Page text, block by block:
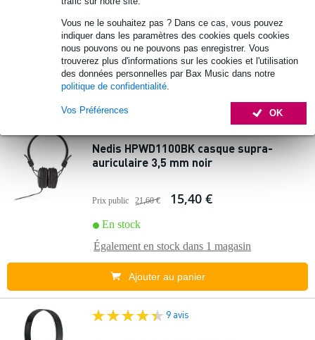
Vous ne le souhaitez pas ? Dans ce cas, vous pouvez
indiquer dans les paramètres des cookies quels cookies
nous pouvons ou ne pouvons pas enregistrer. Vous
trouverez plus d'informations sur les cookies et l'utilisation
des données personnelles par Bax Music dans notre
politique de confidentialité.
OK
Vos Préférences
Prix public 157 € 119 €
En stock
Également en stock dans1 magasin
Nedis HPWD1100BK casque supra-
auriculaire 3,5 mm noir
Prix public 21,60 € 15,40 €
En stock
Également en stock dans 1 magasin
Ajouter au panier
9 avis